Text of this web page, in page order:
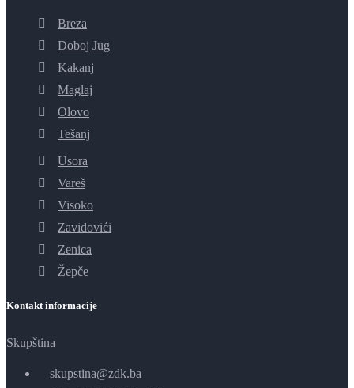
Breza
Doboj Jug
Kakanj
Maglaj
Olovo
Tešanj
Usora
Vareš
Visoko
Zavidovići
Zenica
Žepče
Kontakt informacije
Skupština
skupstina@zdk.ba